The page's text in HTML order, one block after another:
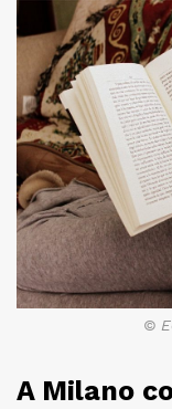
©
A Milano